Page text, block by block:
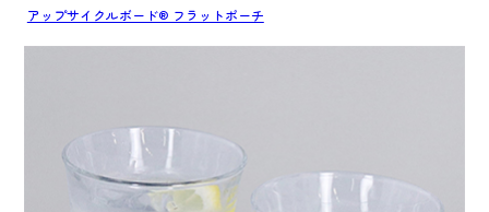
アップサイクルボード® フラットポーチ